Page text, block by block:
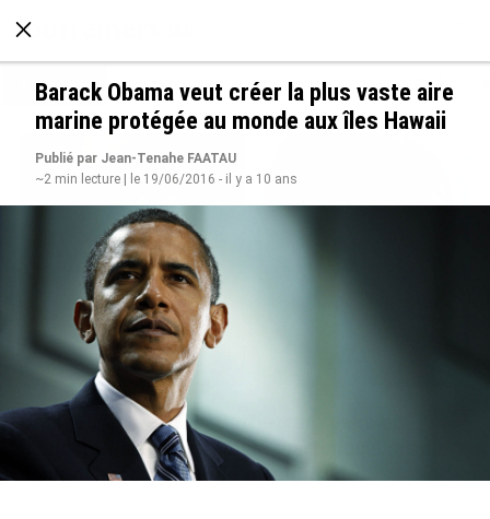
À LA UNE POLITIQUE ECONOMIE SOCIÉTÉ
Grandes figures des Outre-mer : Jane et
Paulette Nardal, les sœurs martiniquaises au
cœur du mouvement de la négritude
Barack Obama veut créer la plus vaste aire
marine protégée au monde aux îles Hawaii
Publié par Jean-Tenahe FAATAU
~2 min lecture | le 19/06/2016 - il y a 10 ans